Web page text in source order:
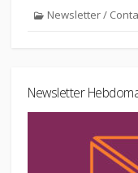
Newsletter /
Newsletter